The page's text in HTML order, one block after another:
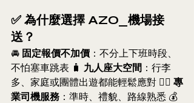
✅ 為什麼選擇 AZO_機場接
送？
🚘 固定報價不加價 ：不分上下班時段、
不怕塞車跳表 🧳 九人座大空間 ：行李
多、家庭或團體出遊都能輕鬆應對 👨‍✈️ 專
業司機服務 ：準時、禮貌、路線熟悉 💰